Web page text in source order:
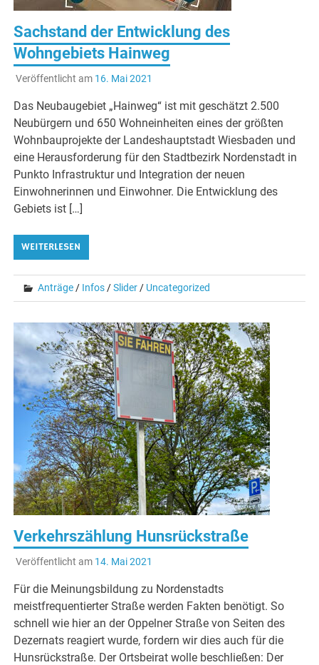
Sachstand der Entwicklung des
Wohngebiets Hainweg
Veröffentlicht am 16. Mai 2021
Das Neubaugebiet „Hainweg“ ist mit geschätzt 2.500
Neubürgern und 650 Wohneinheiten eines der größten
Wohnbauprojekte der Landeshauptstadt Wiesbaden und
eine Herausforderung für den Stadtbezirk Nordenstadt in
Punkto Infrastruktur und Integration der neuen
Einwohnerinnen und Einwohner. Die Entwicklung des
Gebiets ist […]
WEITERLESEN
Anträge/ Infos/Slider/ Uncategorized
Verkehrszählung Hunsrückstraße
Veröffentlicht am 14. Mai 2021
Für die Meinungsbildung zu Nordenstadts
meistfrequentierter Straße werden Fakten benötigt. So
schnell wie hier an der Oppelner Straße von Seiten des
Dezernats reagiert wurde, fordern wir dies auch für die
Hunsrückstraße. Der Ortsbeirat wolle beschließen: Der